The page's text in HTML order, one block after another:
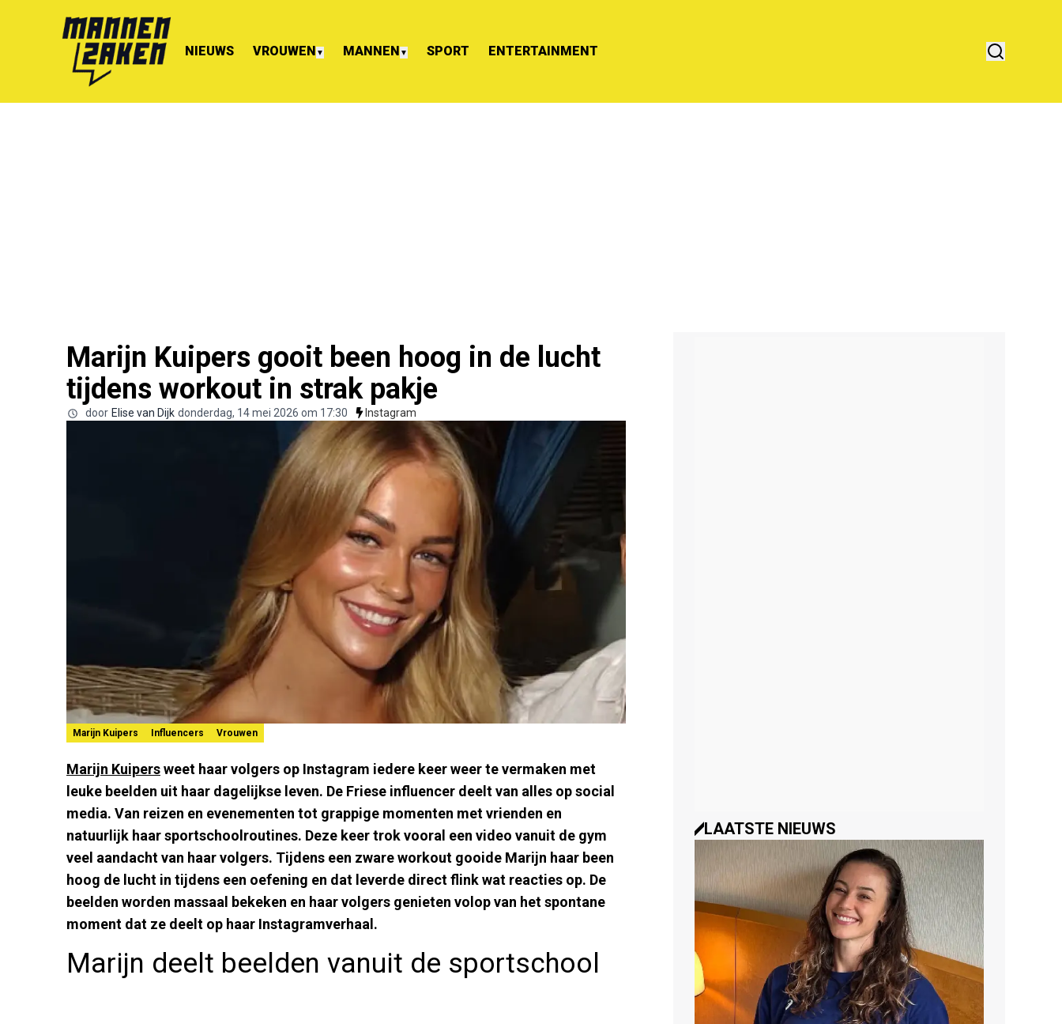
NIEUWS VROUWEN ▼ MANNEN ▼ SPORT ENTERTAINMENT
Marijn Kuipers gooit been hoog in de lucht
tijdens workout in strak pakje
door Elise van Dijk donderdag, 14 mei 2026 om 17:30 Instagram
Marijn Kuipers Influencers Vrouwen
Marijn Kuipersweet haar volgers op Instagram iedere keer weer te vermaken met
leuke beelden uit haar dagelijkse leven. De Friese influencer deelt van alles op social
media. Van reizen en evenementen tot grappige momenten met vrienden en
natuurlijk haar sportschoolroutines. Deze keer trok vooral een video vanuit de gym
veel aandacht van haar volgers. Tijdens een zware workout gooide Marijn haar been
hoog de lucht in tijdens een oefening en dat leverde direct flink wat reacties op. De
beelden worden massaal bekeken en haar volgers genieten volop van het spontane
moment dat ze deelt op haar Instagramverhaal.
Marijn deelt beelden vanuit de sportschool
LAATSTE NIEUWS